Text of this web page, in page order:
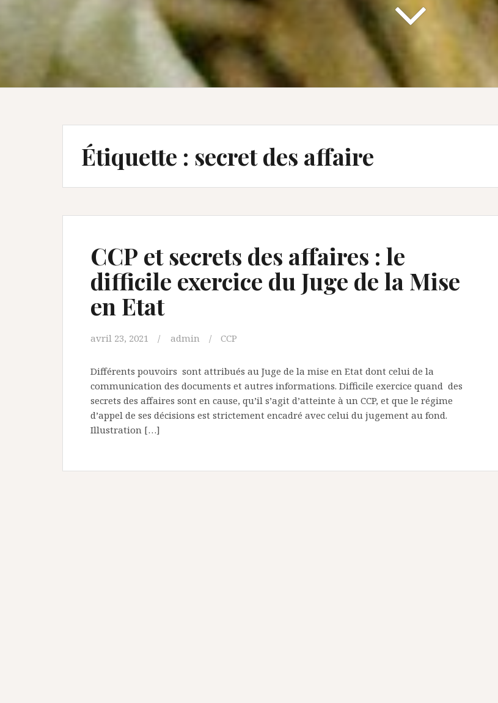
Étiquette : secret des affaire
CCP et secrets des affaires : le
difficile exercice du Juge de la Mise
en Etat
avril 23, 2021 admin CCP
Différents pouvoirs sont attribués au Juge de la mise en Etat dont celui de la
communication des documents et autres informations. Difficile exercice quand des
secrets des affaires sont en cause, qu’il s’agit d’atteinte à un CCP, et que le régime
d’appel de ses décisions est strictement encadré avec celui du jugement au fond.
Illustration […]